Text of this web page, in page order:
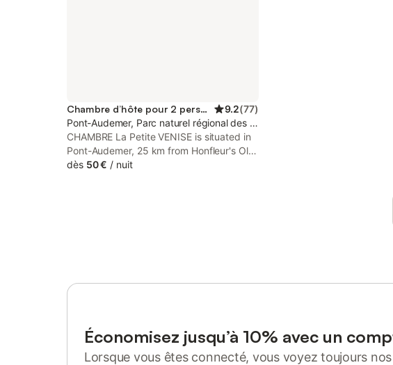
Chambre d’hôte pour 2 personnes 9.2(77)
Pont-Audemer, Parc naturel régional des Boucles de la Seine Normande
CHAMBRE La Petite VENISE is situated in
Pont-Audemer, 25 km from Honfleur's Old
Harbour, 25 km from La Forge Museum,
dès 50 € / nuit
Économisez jusqu’à 10% avec un
Lorsque vous êtes connecté, vous voyez toujours